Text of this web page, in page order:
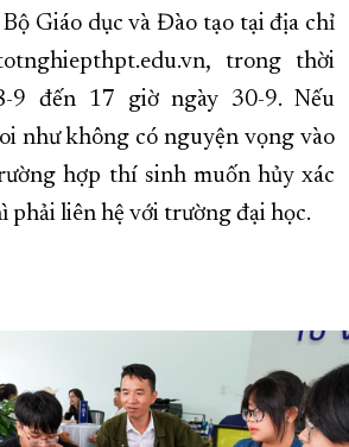
Giáo dục và Đào tạo tại địa chỉ
trong thời
9 đến 17 giờ ngày 30-9. Nếu
như không có nguyện vọng vào
hợp thí sinh muốn hủy xác
phải liên hệ với trường đại học.